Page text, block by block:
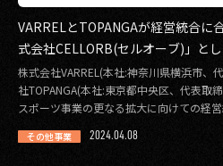
2011
2010
2009
VARRELとTOPANGAが経営統合
式会社CELLORB(セルオーブ)」と
株式会社VARREL(本社:神奈川県横浜市、
社TOPANGA(本社:東京都中央区、代表取
スポーツ事業の更なる拡大に向けての経
その他事業 2024.04.08